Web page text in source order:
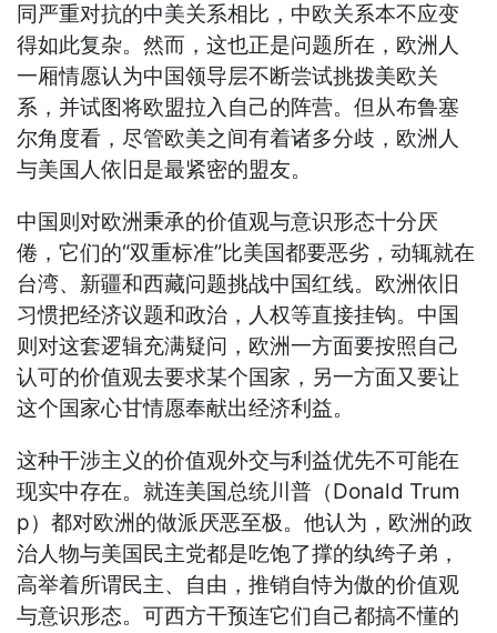
同严重对抗的中美关系相比，中欧关系本不应变
得如此复杂。然而，这也正是问题所在，欧洲人
一厢情愿认为中国领导层不断尝试挑拨美欧关
系，并试图将欧盟拉入自己的阵营。但从布鲁塞
尔角度看，尽管欧美之间有着诸多分歧，欧洲人
与美国人依旧是最紧密的盟友。
中国则对欧洲秉承的价值观与意识形态十分厌
倦，它们的“双重标准”比美国都要恶劣，动辄就在
台湾、新疆和西藏问题挑战中国红线。欧洲依旧
习惯把经济议题和政治，人权等直接挂钩。中国
则对这套逻辑充满疑问，欧洲一方面要按照自己
认可的价值观去要求某个国家，另一方面又要让
这个国家心甘情愿奉献出经济利益。
这种干涉主义的价值观外交与利益优先不可能在
现实中存在。就连美国总统川普（Donald Trum
p）都对欧洲的做派厌恶至极。他认为，欧洲的政
治人物与美国民主党都是吃饱了撑的纨绔子弟，
高举着所谓民主、自由，推销自恃为傲的价值观
与意识形态。可西方干预连它们自己都搞不懂的